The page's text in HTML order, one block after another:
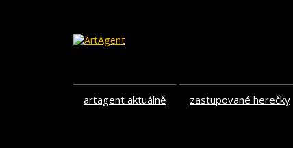
artagent aktuálně zastupované herečky